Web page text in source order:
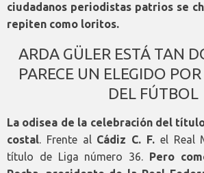
ciudadanos periodistas patrios se
repiten como loritos.
ARDA GÜLER ESTÁ TAN
PARECE UN ELEGIDO
DEL FÚTBOL
La odisea de la celebración del
costal. Frente al Cádiz C. F. el Real
título de Liga número 36. Pero